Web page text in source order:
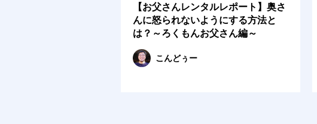
【お父さんレンタルレポート】奥さ
んに怒られないようにする方法と
は？～ろくもんお父さん編～
こんどぅー